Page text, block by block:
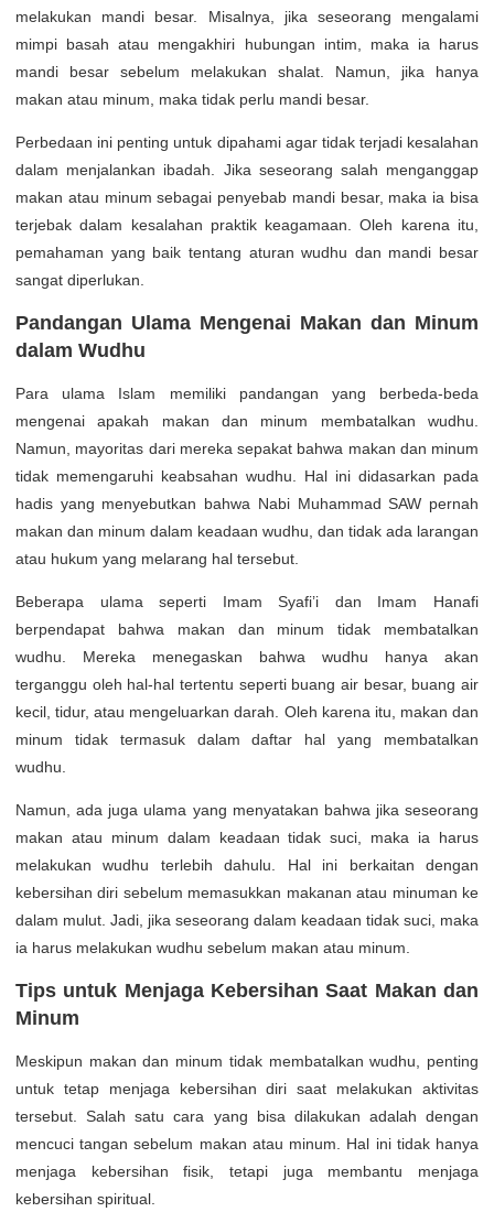
melakukan mandi besar. Misalnya, jika seseorang mengalami
mimpi basah atau mengakhiri hubungan intim, maka ia harus
mandi besar sebelum melakukan shalat. Namun, jika hanya
makan atau minum, maka tidak perlu mandi besar.
Perbedaan ini penting untuk dipahami agar tidak terjadi kesalahan
dalam menjalankan ibadah. Jika seseorang salah menganggap
makan atau minum sebagai penyebab mandi besar, maka ia bisa
terjebak dalam kesalahan praktik keagamaan. Oleh karena itu,
pemahaman yang baik tentang aturan wudhu dan mandi besar
sangat diperlukan.
Pandangan Ulama Mengenai Makan dan Minum
dalam Wudhu
Para ulama Islam memiliki pandangan yang berbeda-beda
mengenai apakah makan dan minum membatalkan wudhu.
Namun, mayoritas dari mereka sepakat bahwa makan dan minum
tidak memengaruhi keabsahan wudhu. Hal ini didasarkan pada
hadis yang menyebutkan bahwa Nabi Muhammad SAW pernah
makan dan minum dalam keadaan wudhu, dan tidak ada larangan
atau hukum yang melarang hal tersebut.
Beberapa ulama seperti Imam Syafi’i dan Imam Hanafi
berpendapat bahwa makan dan minum tidak membatalkan
wudhu. Mereka menegaskan bahwa wudhu hanya akan
terganggu oleh hal-hal tertentu seperti buang air besar, buang air
kecil, tidur, atau mengeluarkan darah. Oleh karena itu, makan dan
minum tidak termasuk dalam daftar hal yang membatalkan
wudhu.
Namun, ada juga ulama yang menyatakan bahwa jika seseorang
makan atau minum dalam keadaan tidak suci, maka ia harus
melakukan wudhu terlebih dahulu. Hal ini berkaitan dengan
kebersihan diri sebelum memasukkan makanan atau minuman ke
dalam mulut. Jadi, jika seseorang dalam keadaan tidak suci, maka
ia harus melakukan wudhu sebelum makan atau minum.
Tips untuk Menjaga Kebersihan Saat Makan dan
Minum
Meskipun makan dan minum tidak membatalkan wudhu, penting
untuk tetap menjaga kebersihan diri saat melakukan aktivitas
tersebut. Salah satu cara yang bisa dilakukan adalah dengan
mencuci tangan sebelum makan atau minum. Hal ini tidak hanya
menjaga kebersihan fisik, tetapi juga membantu menjaga
kebersihan spiritual.